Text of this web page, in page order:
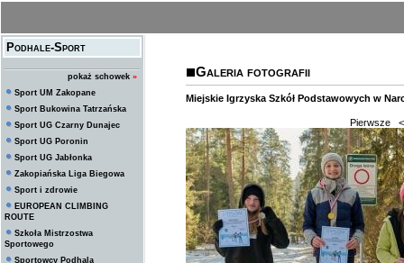
Podhale-Sport
pokaż schowek »
Sport UM Zakopane
Sport Bukowina Tatrzańska
Sport UG Czarny Dunajec
Sport UG Poronin
Sport UG Jabłonka
Zakopiańska Liga Biegowa
Sport i zdrowie
EUROPEAN CLIMBING
ROUTE
Szkoła Mistrzostwa
Sportowego
Sportowcy Podhala
Galeria fotografii
Miejskie Igrzyska Szkół Podstawowych w
Pierwsze